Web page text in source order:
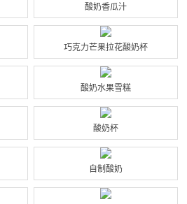
酸奶香瓜汁
巧克力芒果拉花酸奶杯
酸奶水果雪糕
酸奶杯
自制酸奶